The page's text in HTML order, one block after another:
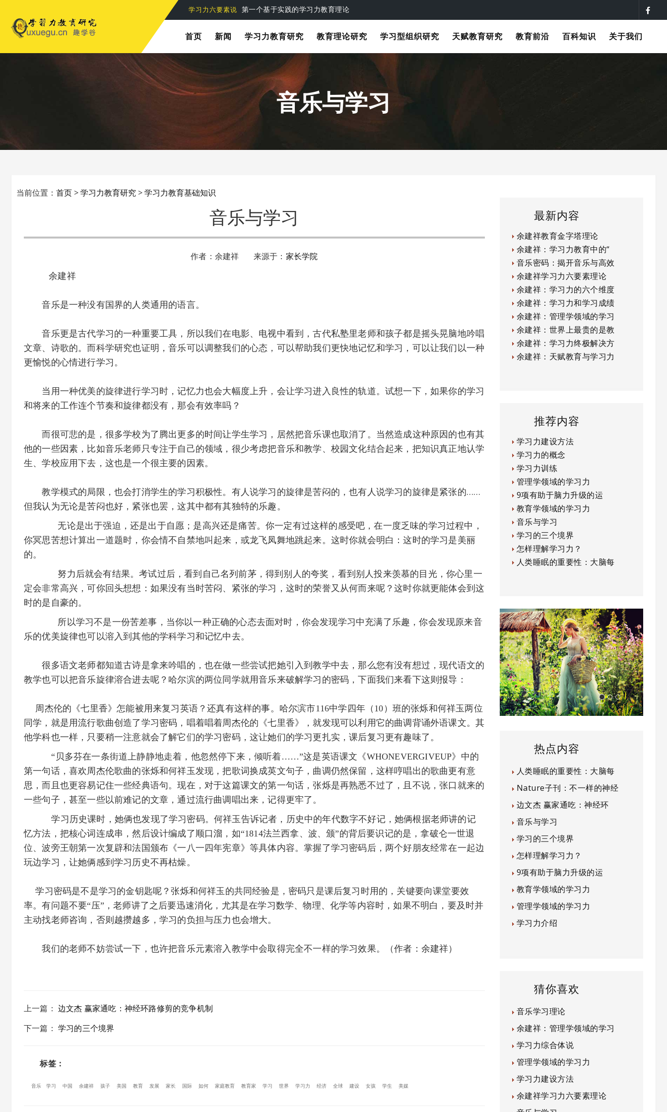
学习力六要素说 第一个基于实践的学习力教育理论
首页 新闻 学习力教育研究 教育理论研究 学习型组织研究 天赋教育研究 教育前沿 百科知识 关于我们
音乐与学习
当前位置： 首页 >学习力教育研究 >学习力教育基础知识
音乐与学习
作者：余建祥 来源于： 家长学院
余建祥
音乐是一种没有国界的人类通用的语言。
音乐更是古代学习的一种重要工具，所以我们在电影、电视中看到，古代私塾里老师和孩子都是摇头晃脑地吟唱
文章、诗歌的。而科学研究也证明，音乐可以调整我们的心态，可以帮助我们更快地记忆和学习，可以让我们以一种
更愉悦的心情进行学习。
当用一种优美的旋律进行学习时，记忆力也会大幅度上升，会让学习进入良性的轨道。试想一下，如果你的学习
和将来的工作连个节奏和旋律都没有，那会有效率吗？
而很可悲的是，很多学校为了腾出更多的时间让学生学习，居然把音乐课也取消了。当然造成这种原因的也有其
他的一些因素，比如音乐老师只专注于自己的领域，很少考虑把音乐和教学、校园文化结合起来，把知识真正地认学
生、学校应用下去，这也是一个很主要的因素。
教学模式的局限，也会打消学生的学习积极性。有人说学习的旋律是苦闷的，也有人说学习的旋律是紧张的……
但我认为无论是苦闷也好，紧张也罢，这其中都有其独特的乐趣。
无论是出于强迫，还是出于自愿；是高兴还是痛苦。你一定有过这样的感受吧，在一度乏味的学习过程中，
你冥思苦想计算出一道题时，你会情不自禁地叫起来，或龙飞凤舞地跳起来。这时你就会明白：这时的学习是美丽
的。
努力后就会有结果。考试过后，看到自己名列前茅，得到别人的夸奖，看到别人投来羡慕的目光，你心里一
定会非常高兴，可你回头想想：如果没有当时苦闷、紧张的学习，这时的荣誉又从何而来呢？这时你就更能体会到这
时的是自豪的。
所以学习不是一份苦差事，当你以一种正确的心态去面对时，你会发现学习中充满了乐趣，你会发现原来音
乐的优美旋律也可以溶入到其他的学科学习和记忆中去。
很多语文老师都知道古诗是拿来吟唱的，也在做一些尝试把她引入到教学中去，那么您有没有想过，现代语文的
教学也可以把音乐旋律溶合进去呢？哈尔滨的两位同学就用音乐来破解学习的密码，下面我们来看下这则报导：
周杰伦的《七里香》怎能被用来复习英语？还真有这样的事。哈尔滨市116中学四年（10）班的张烁和何祥玉两位
同学，就是用流行歌曲创造了学习密码，唱着唱着周杰伦的《七里香》，就发现可以利用它的曲调背诵外语课文。其
他学科也一样，只要稍一注意就会了解它们的学习密码，这让她们的学习更扎实，课后复习更有趣味了。
“贝多芬在一条街道上静静地走着，他忽然停下来，倾听着……”这是英语课文《WHONEVERGIVEUP》中的
第一句话，喜欢周杰伦歌曲的张烁和何祥玉发现，把歌词换成英文句子，曲调仍然保留，这样哼唱出的歌曲更有意
思，而且也更容易记住一些经典语句。现在，对于这篇课文的第一句话，张烁是再熟悉不过了，且不说，张口就来的
一些句子，甚至一些以前难记的文章，通过流行曲调唱出来，记得更牢了。
学习历史课时，她俩也发现了学习密码。何祥玉告诉记者，历史中的年代数字不好记，她俩根据老师讲的记
忆方法，把核心词连成串，然后设计编成了顺口溜，如“1814法兰西拿、波、颁”的背后要识记的是，拿破仑一世退
位、波旁王朝第一次复辟和法国颁布《一八一四年宪章》等具体内容。掌握了学习密码后，两个好朋友经常在一起边
玩边学习，让她俩感到学习历史不再枯燥。
学习密码是不是学习的金钥匙呢？张烁和何祥玉的共同经验是，密码只是课后复习时用的，关键要向课堂要效
率。有问题不要“压”，老师讲了之后要迅速消化，尤其是在学习数学、物理、化学等内容时，如果不明白，要及时并
主动找老师咨询，否则越攒越多，学习的负担与压力也会增大。
我们的老师不妨尝试一下，也许把音乐元素溶入教学中会取得完全不一样的学习效果。（作者：余建祥）
上一篇 ：边文杰 赢家通吃：神经环路修剪的竞争机制
下一篇 ：学习的三个境界
标签：
音乐 学习 中国 余建祥 孩子 美国 教育 发展 家长 国际 如何 家庭教育 教育家 学习 世界 学习力 经济 全球 建设 女孩 学生 美媒
最新内容
余建祥教育金字塔理论
余建祥：学习力教育中的“
音乐密码：揭开音乐与高效
余建祥学习力六要素理论
余建祥：学习力的六个维度
余建祥：学习力和学习成绩
余建祥：管理学领域的学习
余建祥：世界上最贵的是教
余建祥：学习力终极解决方
余建祥：天赋教育与学习力
推荐内容
学习力建设方法
学习力的概念
学习力训练
管理学领域的学习力
9项有助于脑力升级的运
教育学领域的学习力
音乐与学习
学习的三个境界
怎样理解学习力？
人类睡眠的重要性：大脑每
热点内容
人类睡眠的重要性：大脑每
Nature子刊：不一样的神经
边文杰 赢家通吃：神经环
音乐与学习
学习的三个境界
怎样理解学习力？
9项有助于脑力升级的运
教育学领域的学习力
管理学领域的学习力
学习力介绍
猜你喜欢
音乐学习理论
余建祥：管理学领域的学习
学习力综合体说
管理学领域的学习力
学习力建设方法
余建祥学习力六要素理论